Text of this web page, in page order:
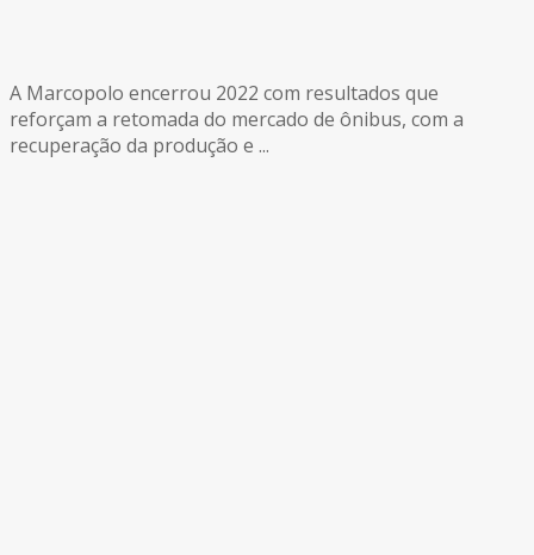
A Marcopolo encerrou 2022 com resultados que
reforçam a retomada do mercado de ônibus, com a
recuperação da produção e ...